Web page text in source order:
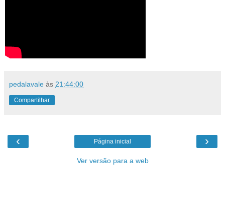
pedalavale às 21:44:00
Compartilhar
‹ ›
Página inicial
Ver versão para a web